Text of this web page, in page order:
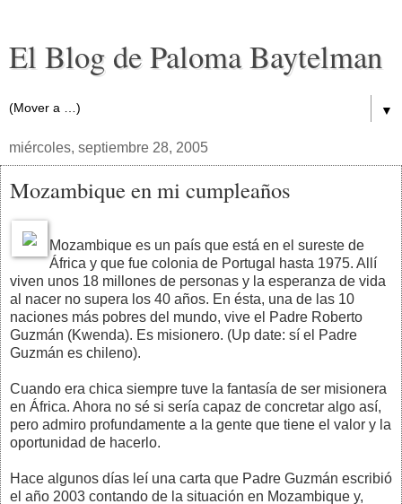
El Blog de Paloma Baytelman
▼
miércoles, septiembre 28, 2005
Mozambique en mi cumpleaños
Mozambique es un país que está en el sureste de
África y que fue colonia de Portugal hasta 1975. Allí
viven unos 18 millones de personas y la esperanza de vida
al nacer no supera los 40 años. En ésta, una de las 10
naciones más pobres del mundo, vive el Padre Roberto
Guzmán (Kwenda). Es misionero. (Up date: sí el Padre
Guzmán es chileno).
Cuando era chica siempre tuve la fantasía de ser misionera
en África. Ahora no sé si sería capaz de concretar algo así,
pero admiro profundamente a la gente que tiene el valor y la
oportunidad de hacerlo.
Hace algunos días leí una carta que Padre Guzmán escribió
el año 2003 contando de la situación en Mozambique y,